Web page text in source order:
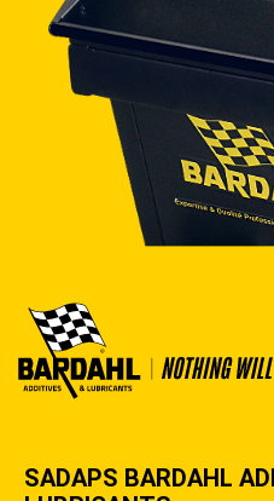
SADAPS BARDAHL